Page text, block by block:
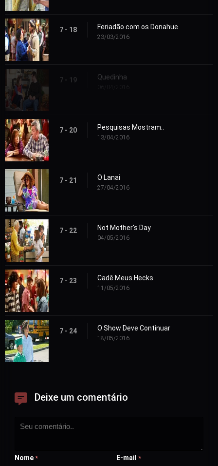
7 - 18 Feriadão com os Donahue
23/03/2016
7 - 19 Quedinha
7 - 20 Pesquisas Mostram..
13/04/2016
7 - 21 O Lanai
27/04/2016
7 - 22 Not Mother's Day
04/05/2016
7 - 23 Cadê Meus Hecks
11/05/2016
7 - 24 O Show Deve Continuar
18/05/2016
Deixe um comentário
Nome * E-mail *